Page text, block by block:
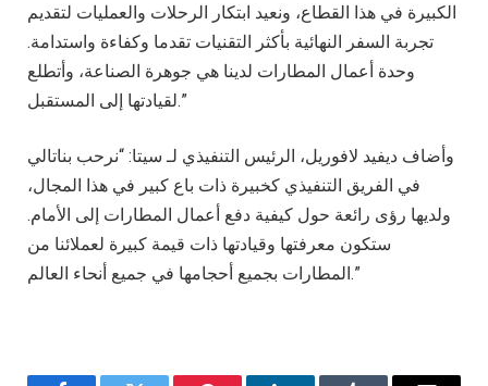
الكبيرة في هذا القطاع، ونعيد ابتكار الرحلات والعمليات لتقديم
تجربة السفر النهائية بأكثر التقنيات تقدما وكفاءة واستدامة.
وحدة أعمال المطارات لدينا هي جوهرة الصناعة، وأتطلع
لقيادتها إلى المستقبل.”
وأضاف ديفيد لافوريل، الرئيس التنفيذي لـ سيتا: “نرحب بناتالي
في الفريق التنفيذي كخبيرة ذات باع كبير في هذا المجال،
ولديها رؤى رائعة حول كيفية دفع أعمال المطارات إلى الأمام.
ستكون معرفتها وقيادتها ذات قيمة كبيرة لعملائنا من
المطارات بجميع أحجامها في جميع أنحاء العالم.”